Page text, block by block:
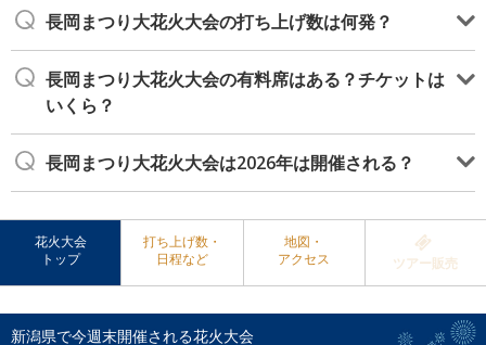
長岡まつり大花火大会の打ち上げ数は何発？
長岡まつり大花火大会の有料席はある？チケットは
いくら？
長岡まつり大花火大会は2026年は開催される？
花火大会
トップ
打ち上げ数・
日程など
地図・
アクセス
ツアー販売
新潟県で今週末開催される花火大会